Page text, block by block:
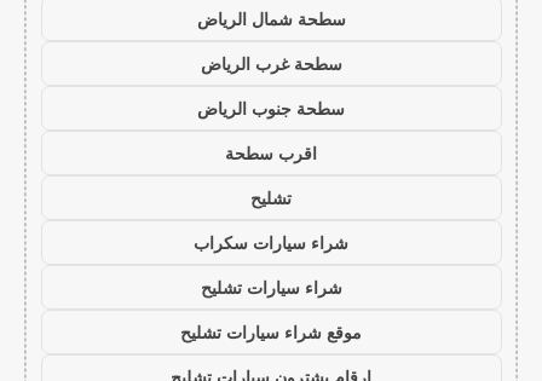
سطحة شمال الرياض
سطحة غرب الرياض
سطحة جنوب الرياض
اقرب سطحة
تشليح
شراء سيارات سكراب
شراء سيارات تشليح
موقع شراء سيارات تشليح